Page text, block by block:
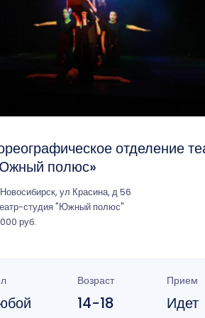
отделение
полюс»
Новосибирск, ул Красина, д 56
студия "Южный полюс"
руб.
Возраст
14-18
Прием
Идет